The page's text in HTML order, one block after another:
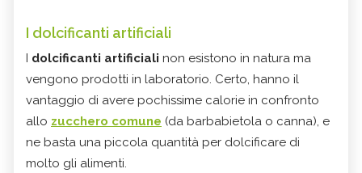
I dolcificanti artificiali
I dolcificanti artificiali non esistono in natura ma
vengono prodotti in laboratorio. Certo, hanno il
vantaggio di avere pochissime calorie in confronto
allo zucchero comune (da barbabietola o canna), e
ne basta una piccola quantità per dolcificare di
molto gli alimenti.